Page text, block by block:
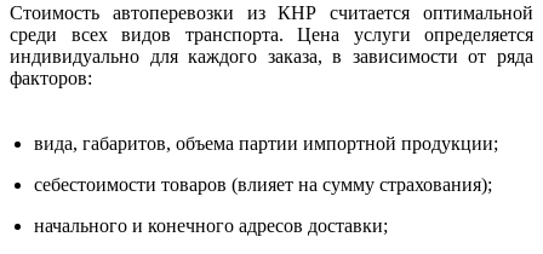
Стоимость автоперевозки из КНР считается оптимальной
среди всех видов транспорта. Цена услуги определяется
индивидуально для каждого заказа, в зависимости от ряда
факторов:
вида, габаритов, объема партии импортной продукции;
себестоимости товаров (влияет на сумму страхования);
начального и конечного адресов доставки;